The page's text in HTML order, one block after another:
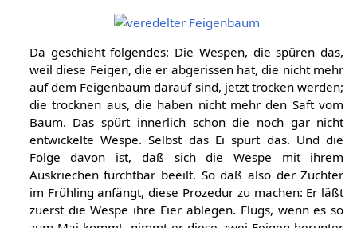
Da geschieht folgendes: Die Wespen, die spüren das,
weil diese Feigen, die er abgerissen hat, die nicht mehr
auf dem Feigenbaum darauf sind, jetzt trocken werden;
die trocknen aus, die haben nicht mehr den Saft vom
Baum. Das spürt innerlich schon die noch gar nicht
entwickelte Wespe. Selbst das Ei spürt das. Und die
Folge davon ist, daß sich die Wespe mit ihrem
Auskriechen furchtbar beeilt. So daß also der Züchter
im Frühling anfängt, diese Prozedur zu machen: Er läßt
zuerst die Wespe ihre Eier ablegen. Flugs, wenn es so